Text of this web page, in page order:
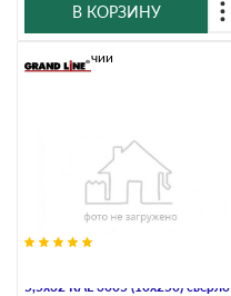
В КОРЗИНУ
5,5х32 RAL 3005 (10х250) сверло
В наличии